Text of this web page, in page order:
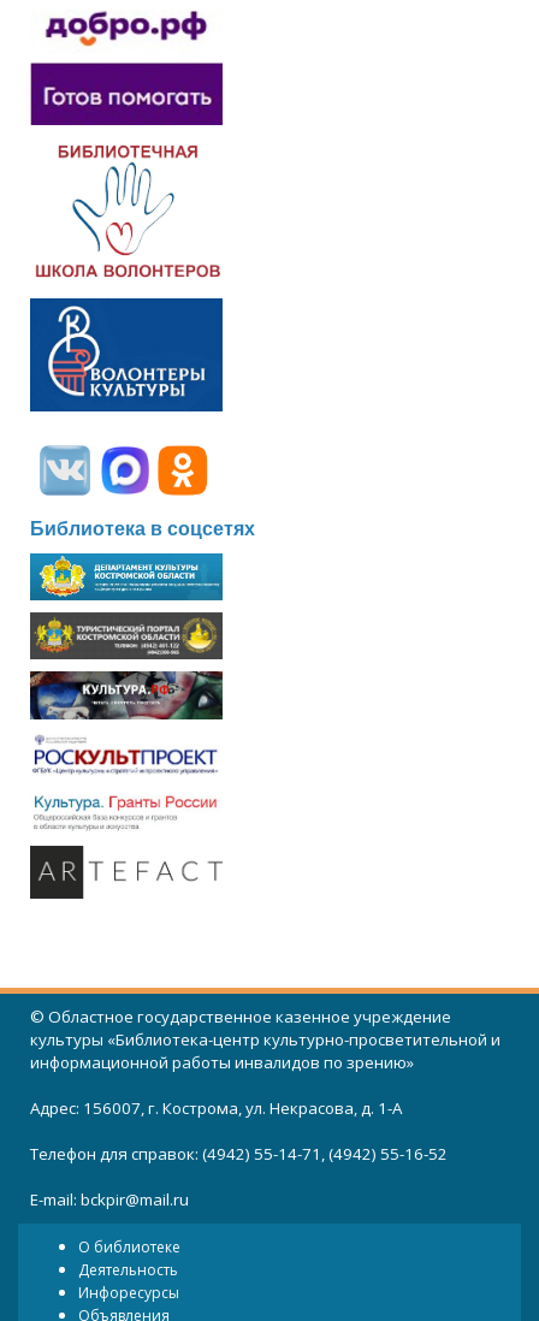
Библиотека в соцсетях
© Областное государственное казенное учреждение
культуры «Библиотека-центр культурно-просветительной и
информационной работы инвалидов по зрению»
Адрес: 156007, г. Кострома, ул. Некрасова, д. 1-А
Телефон для справок: (4942) 55-14-71, (4942) 55-16-52
E-mail: bckpir@mail.ru
О библиотеке
Деятельность
Инфоресурсы
Объявления